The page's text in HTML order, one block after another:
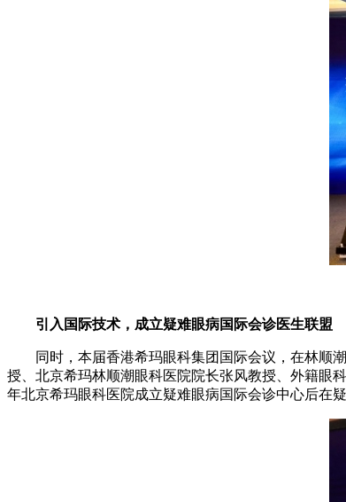
引入国际技术，成立疑难眼病国际会诊医生联盟
同时，本届香港希玛眼科集团国际会议，在林顺潮
授、北京希玛林顺潮眼科医院院长张风教授、外籍眼
年北京希玛眼科医院成立疑难眼病国际会诊中心后在